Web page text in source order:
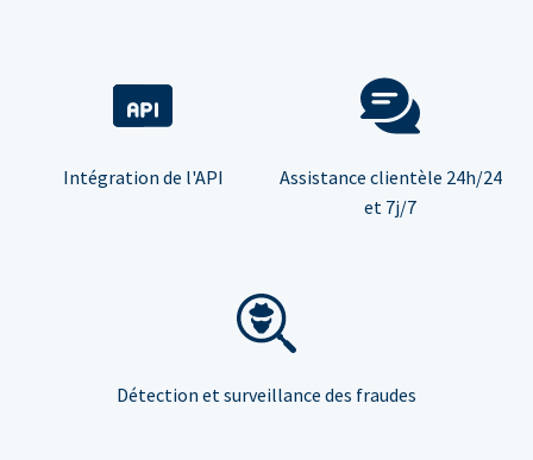
Intégration de l'API
Assistance clientèle 24h/24
et 7j/7
Détection et surveillance des fraudes